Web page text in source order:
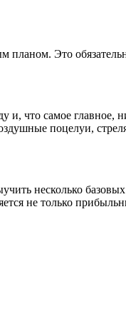
Это
что самое главное,
поцелуи,
несколько
не только